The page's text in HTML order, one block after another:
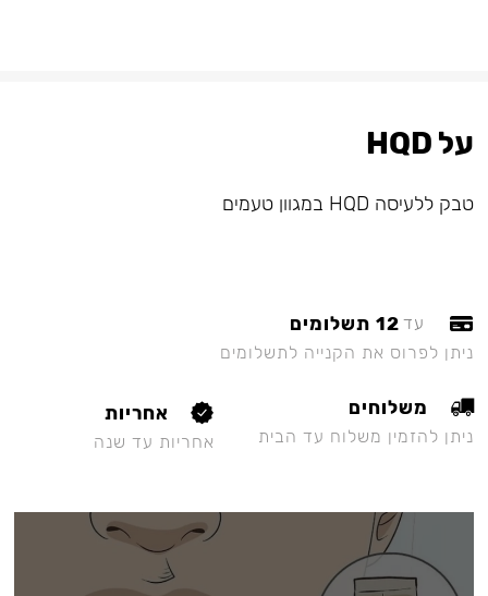
על HQD
טבק ללעיסה HQD במגוון טעמים
עד 12 תשלומים
ניתן לפרוס את הקנייה לתשלומים
משלוחים
ניתן להזמין משלוח עד הבית
אחריות
אחריות עד שנה